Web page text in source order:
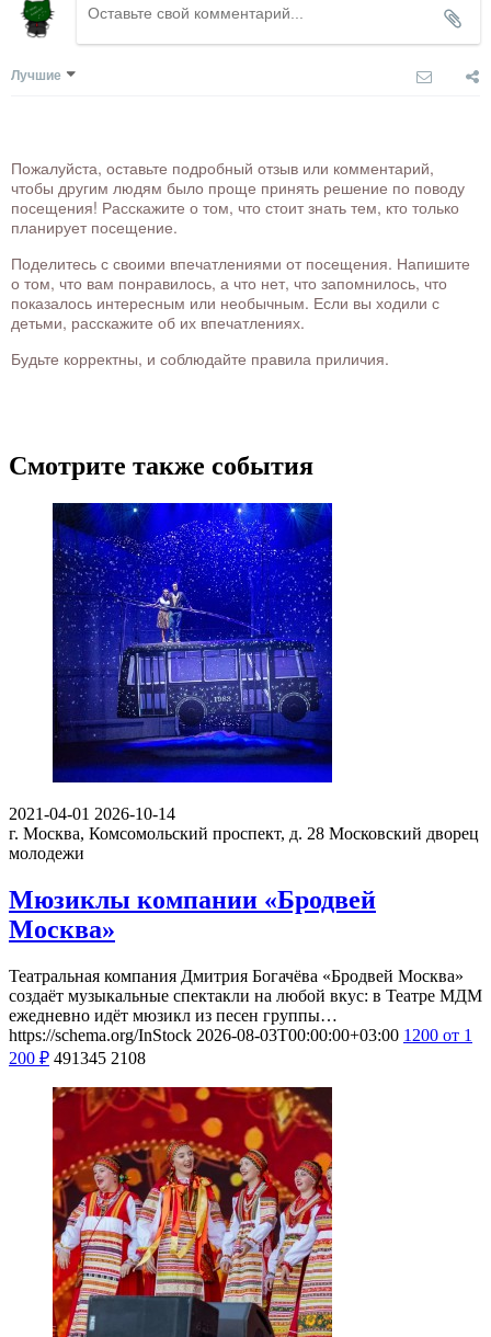
Лучшие
Пожалуйста, оставьте подробный отзыв или комментарий,
чтобы другим людям было проще принять решение по поводу
посещения! Расскажите о том, что стоит знать тем, кто только
планирует посещение.
Поделитесь с своими впечатлениями от посещения. Напишите
о том, что вам понравилось, а что нет, что запомнилось, что
показалось интересным или необычным. Если вы ходили с
детьми, расскажите об их впечатлениях.
Будьте корректны, и соблюдайте правила приличия.
Смотрите также события
2021-04-01 2026-10-14
г. Москва, Комсомольский проспект, д. 28 Московский дворец
молодежи
Мюзиклы компании «Бродвей
Москва»
Театральная компания Дмитрия Богачёва «Бродвей Москва»
создаёт музыкальные спектакли на любой вкус: в Театре МДМ
ежедневно идёт мюзикл из песен группы…
https://schema.org/InStock 2026-08-03T00:00:00+03:00 1200 от 1
200 ₽ 491345 2108